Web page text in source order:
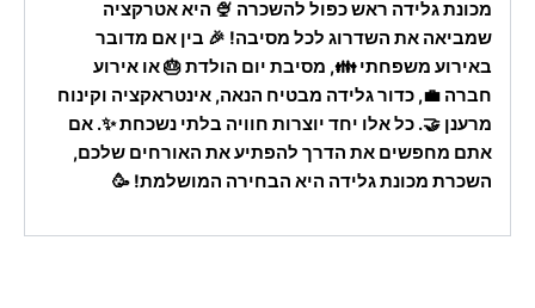
מכונת גלידה ראש כפול להשכרה 🍨 היא אטרקציה
שמביאה את השדרוג לכל מסיבה! 🎉 בין אם מדובר
באירוע משפחתי 👪, מסיבת יום הולדת 🎂 או אירוע
חברה 💼, כדור גלידה מבטיח הנאה, אינטראקציה וקינוח
מרענן 🤝. כל אלו יחד יוצרות חוויה בלתי נשכחת ✨. אם
אתם מחפשים את הדרך להפתיע את האורחים שלכם,
השכרת מכונת גלידה היא הבחירה המושלמת! 🥳